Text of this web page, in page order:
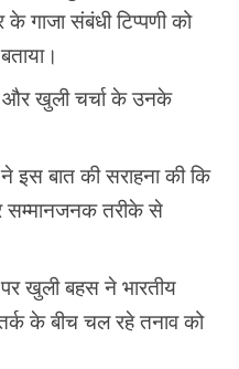
संबंधी टिप्पणी को
और खुली चर्चा के उनके
इस बात की सराहना की कि
सम्मानजनक तरीके से
खुलीबहसने भारतीय
के बीच चल रहे तनाव को